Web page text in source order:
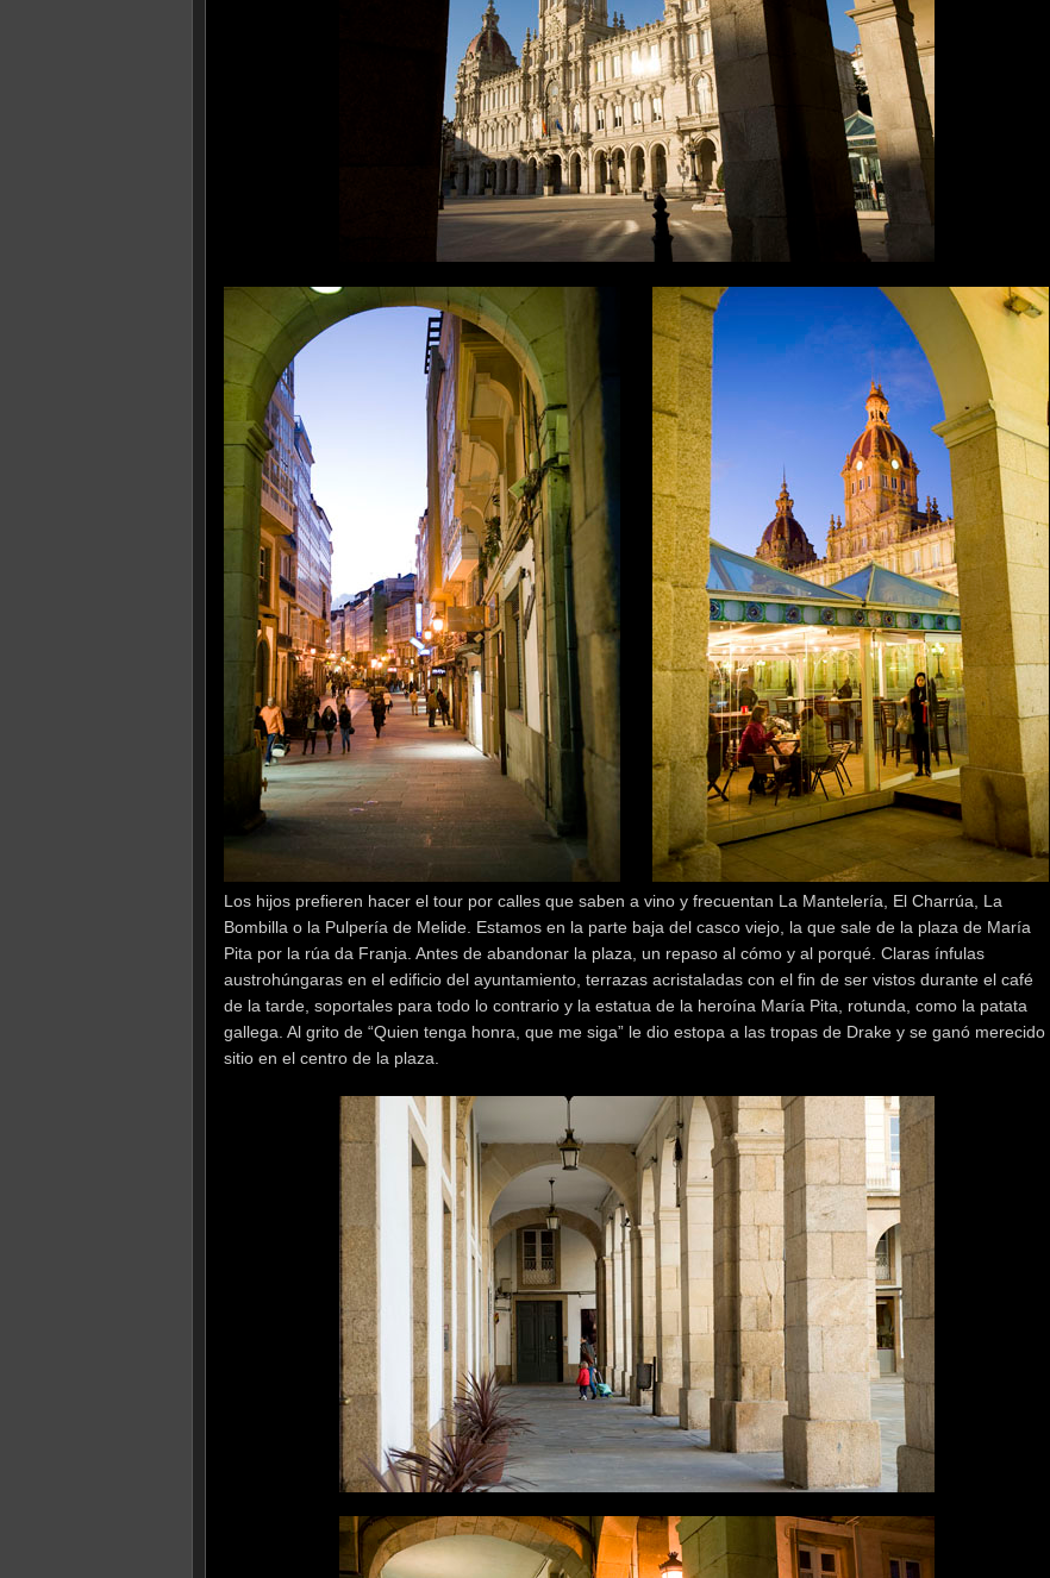
Los hijos prefieren hacer el tour por calles que saben a vino y frecuentan La Mantelería, El Charrúa, La
Bombilla o la Pulpería de Melide. Estamos en la parte baja del casco viejo, la que sale de la plaza de María
Pita por la rúa da Franja. Antes de abandonar la plaza, un repaso al cómo y al porqué. Claras ínfulas
austrohúngaras en el edificio del ayuntamiento, terrazas acristaladas con el fin de ser vistos durante el café
de la tarde, soportales para todo lo contrario y la estatua de la heroína María Pita, rotunda, como la patata
gallega. Al grito de “Quien tenga honra, que me siga” le dio estopa a las tropas de Drake y se ganó merecido
sitio en el centro de la plaza.